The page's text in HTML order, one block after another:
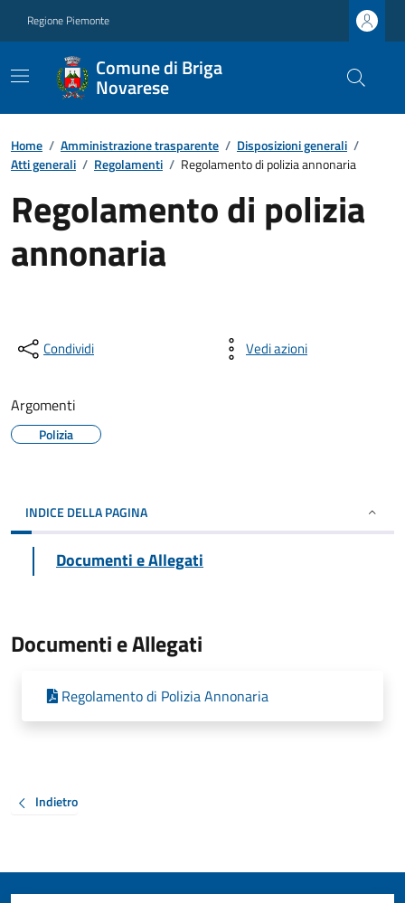
Regione Piemonte
Comune di Briga
Novarese
Home / Amministrazione trasparente / Disposizioni generali /
Atti generali / Regolamenti / Regolamento di polizia annonaria
Regolamento di polizia
annonaria
Condividi Vedi azioni
Argomenti
Polizia
INDICE DELLA PAGINA
Documenti e Allegati
Documenti e Allegati
Regolamento di Polizia Annonaria
Indietro